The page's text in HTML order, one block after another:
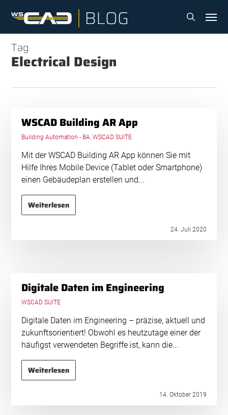
content
search
Tag
Electrical Design
WSCAD Building AR App
Building Automation - BA,WSCAD SUITE
Mit der WSCAD Building AR App können Sie mit
Hilfe Ihres Mobile Device (Tablet oder Smartphone)
einen Gebäudeplan erstellen und...
Weiterlesen
24. Juli 2020
Digitale Daten im Engineering
WSCAD SUITE
Digitale Daten im Engineering – präzise, aktuell und
zukunftsorientiert! Obwohl es heutzutage einer der
häufigst verwendeten Begriffe ist, kann die...
Weiterlesen
14. Oktober 2019